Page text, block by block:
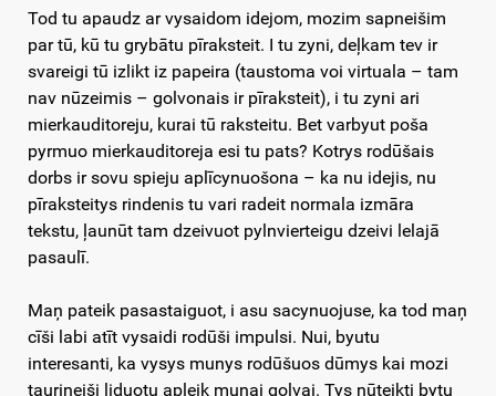
Tod tu apaudz ar vysaidom idejom, mozim sapneišim
par tū, kū tu grybātu pīraksteit. I tu zyni, deļkam tev ir
svareigi tū izlikt iz papeira (taustoma voi virtuala – tam
nav nūzeimis – golvonais ir pīraksteit), i tu zyni ari
mierkauditoreju, kurai tū raksteitu. Bet varbyut poša
pyrmuo mierkauditoreja esi tu pats? Kotrys rodūšais
dorbs ir sovu spieju aplīcynuošona – ka nu idejis, nu
pīraksteitys rindenis tu vari radeit normala izmāra
tekstu, ļaunūt tam dzeivuot pylnvierteigu dzeivi lelajā
pasaulī.
Maņ pateik pasastaiguot, i asu sacynuojuse, ka tod maņ
cīši labi atīt vysaidi rodūši impulsi. Nui, byutu
interesanti, ka vysys munys rodūšuos dūmys kai mozi
taurineiši liduotu apleik munai golvai. Tys nūteikti bytu